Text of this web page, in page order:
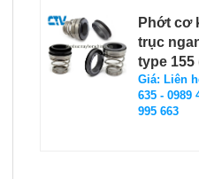
Phớt cơ
trục
type 155
Giá: Liên
635 - 0989
995 663